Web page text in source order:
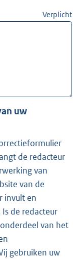
Verplicht
uw
de redacteur
van
van de
invult en
van het
gebruiken uw